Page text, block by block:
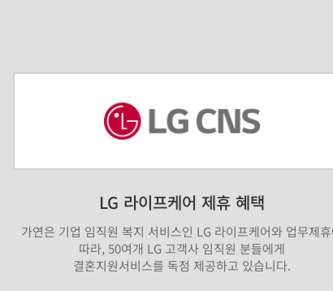
LG 라이프케어 제휴 혜택
가연은 기업 임직원 복지 서비스인 LG 라이프케어와 업무제
따라, 50여개 LG 고객사 임직원 분들에게
결혼지원서비스를 독점 제공하고 있습니다.